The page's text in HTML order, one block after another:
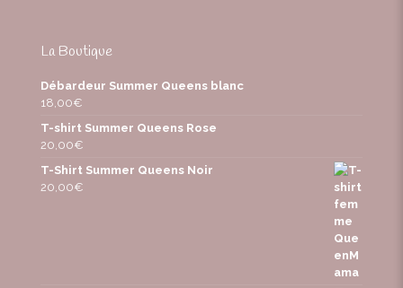
La Boutique
Débardeur Summer Queens blanc
18,00€
T-shirt Summer Queens Rose
20,00€
T-Shirt Summer Queens Noir
20,00€